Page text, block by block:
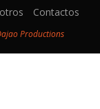
Contactos
Productions